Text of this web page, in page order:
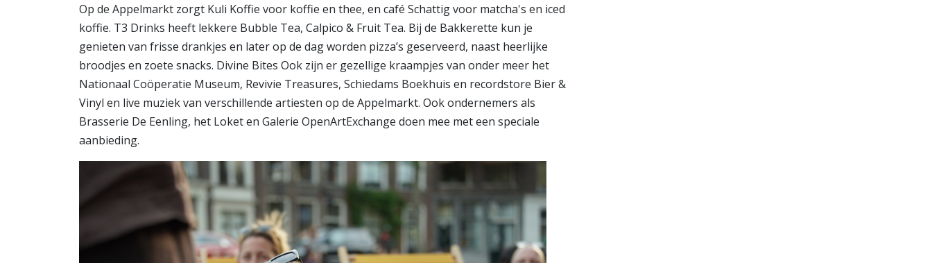
​Op de Appelmarkt zorgt Kuli Koffie voor koffie en thee, en café Schattig voor matcha's en iced
koffie. T3 Drinks heeft lekkere Bubble Tea, Calpico & Fruit Tea. Bij de Bakkerette kun je
genieten van frisse drankjes en later op de dag worden pizza’s geserveerd, naast heerlijke
broodjes en zoete snacks. Divine Bites Ook zijn er gezellige kraampjes van onder meer het
Nationaal Coöperatie Museum, Revivie Treasures, Schiedams Boekhuis en recordstore Bier &
Vinyl en live muziek van verschillende artiesten op de Appelmarkt. Ook ondernemers als
Brasserie De Eenling, het Loket en Galerie OpenArtExchange doen mee met een speciale
aanbieding.